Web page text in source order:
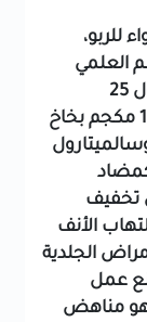
دواء للربو،
العلمي
فلوتيكازون 125 ميكروجرام + سالميتيرول 25
ينتمي كومبيويف 125/25 مكجم بخاخ
تخفيف
الأنف
الجلدية
عمل
هو مناهض